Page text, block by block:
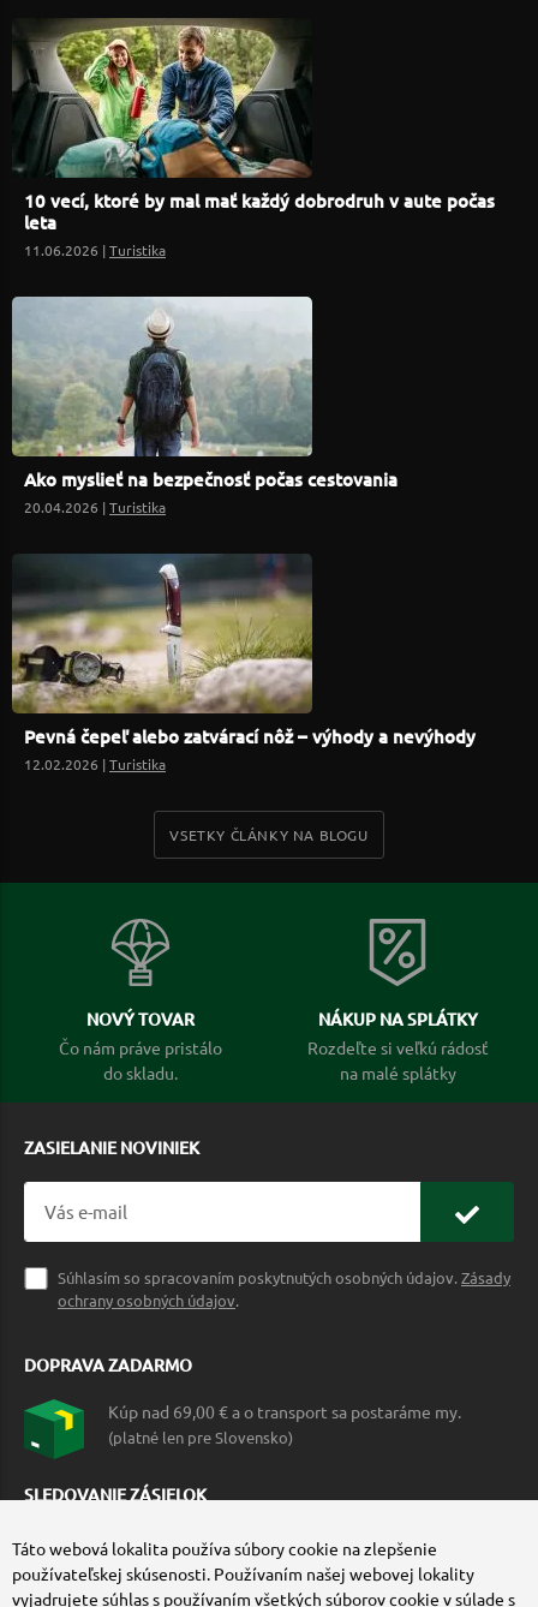
10 vecí, ktoré by mal mať každý dobrodruh v aute počas
leta
11.06.2026 |Turistika
Ako myslieť na bezpečnosť počas cestovania
20.04.2026 |Turistika
Pevná čepeľ alebo zatvárací nôž – výhody a nevýhody
12.02.2026 |Turistika
VSETKY ČLÁNKY NA BLOGU
NOVÝ TOVAR
Čo nám práve pristálo
do skladu.
NÁKUP NA SPLÁTKY
Rozdeľte si veľkú rádosť
na malé splátky
ZASIELANIE NOVINIEK
Súhlasím so spracovaním poskytnutých osobných údajov.Zásady
ochrany osobných údajov.
DOPRAVA ZADARMO
Kúp nad 69,00 € a o transport sa postaráme my.
(platné len pre Slovensko)
SLEDOVANIE ZÁSIELOK
Táto webová lokalita používa súbory cookie na zlepšenie
používateľskej skúsenosti. Používaním našej webovej lokality
vyjadrujete súhlas s používaním všetkých súborov cookie v súlade s